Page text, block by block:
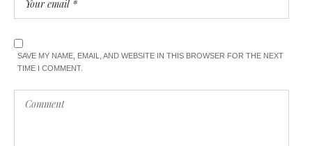
SAVE MY NAME, EMAIL, AND WEBSITE IN THIS BROWSER FOR THE NEXT
TIME I COMMENT.